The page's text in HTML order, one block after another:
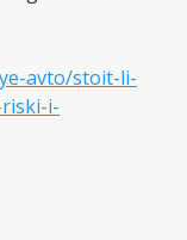
avto/stoit-li-
i-